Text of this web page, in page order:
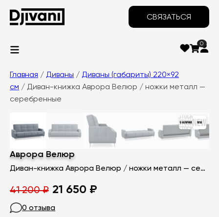
СВЯЗАТЬСЯ
0
Главная / Диваны / Диваны (габариты) 220×92
см / Диван-книжка Аврора Велюр / ножки металл —
серебренные
Аврора Велюр
Диван-книжка Аврора Велюр / ножки металл — серебренные
41 200₽ Первоначальная
цена
21 650 ₽
0 отзыва